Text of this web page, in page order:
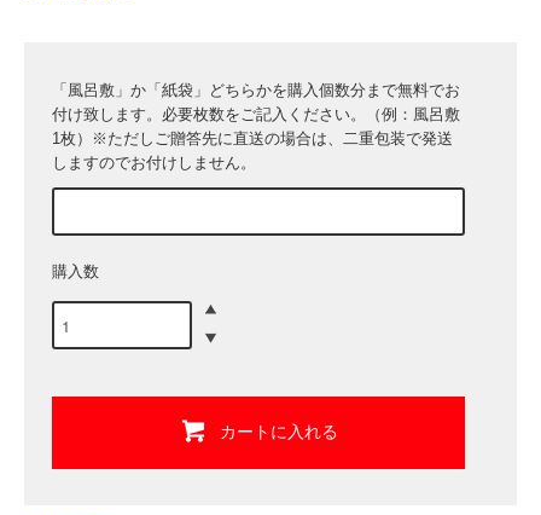
「風呂敷」か「紙袋」どちらかを購入個数分まで無料でお
付け致します。必要枚数をご記入ください。（例：風呂敷
1枚）※ただしご贈答先に直送の場合は、二重包装で発送
しますのでお付けしません。
購入数
カートに入れる